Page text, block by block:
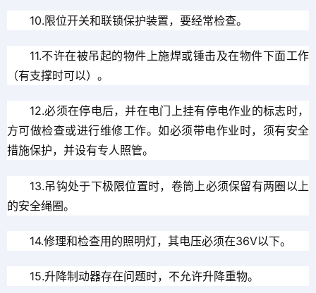
10.限位开关和联锁保护装置，要经常检查。
11.不许在被吊起的物件上施焊或锤击及在物件下面工作
（有支撑时可以）。
12.必须在停电后，并在电门上挂有停电作业的标志时，
方可做检查或进行维修工作。如必须带电作业时，须有安全
措施保护，并设有专人照管。
13.吊钩处于下极限位置时，卷筒上必须保留有两圈以上
的安全绳圈。
14.修理和检查用的照明灯，其电压必须在36V以下。
15.升降制动器存在问题时，不允许升降重物。